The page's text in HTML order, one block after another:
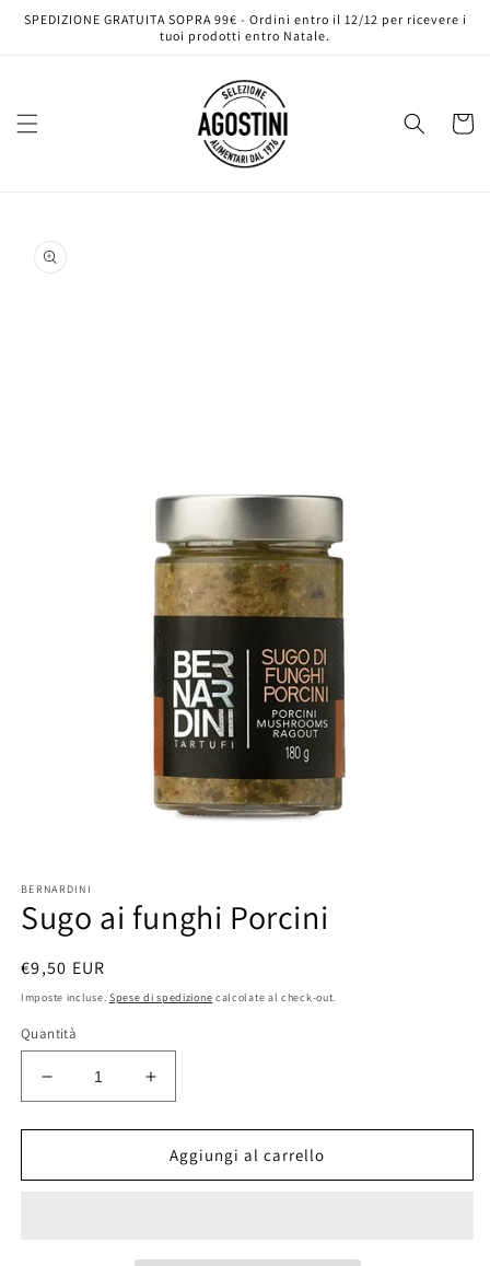
direttamente
SPEDIZIONE GRATUITA SOPRA 99€ - Ordini entro il 12/12 per ricevere i
tuoi prodotti entro Natale.
Carrello
informazioni
sul prodotto
multimediali
1
in
finestra
BERNARDINI
Sugo ai funghi Porcini
Prezzo
di
€9,50 EUR
Imposte incluse. Spese di spedizione calcolate al check-out.
Quantità
Diminuisci
quantità
per
ai
Aumenta
quantità
per
Sugo
ai
Aggiungi al carrello